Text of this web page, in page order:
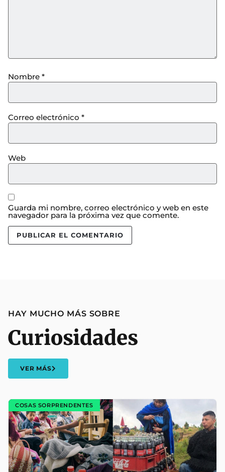
Nombre *
Correo electrónico *
Web
Guarda mi nombre, correo electrónico y web en este
navegador para la próxima vez que comente.
HAY MUCHO MÁS SOBRE
Curiosidades
VER MÁS
COSAS SORPRENDENTES